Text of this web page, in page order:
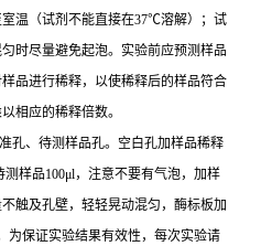
温（试剂不能直接在37℃溶解）；试
时尽量避免起泡。实验前应预测样品
品进行稀释，以使稀释后的样品符合
相应的稀释倍数。
、待测样品孔。空白孔加样品稀释
样品100μl，注意不要有气泡，加样
触及孔壁，轻轻晃动混匀，酶标板加
为保证实验结果有效性，每次实验请